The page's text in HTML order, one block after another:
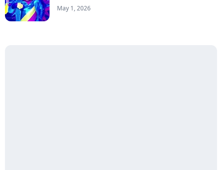
May 1, 2026